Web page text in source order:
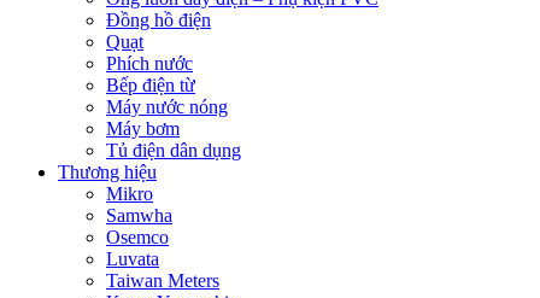
Đồng hồ điện
Quạt
Phích nước
Bếp điện từ
Máy nước nóng
Máy bơm
Tủ điện dân dụng
Thương hiệu
Mikro
Samwha
Osemco
Luvata
Taiwan Meters